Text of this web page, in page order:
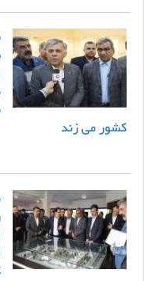
کشور می زند